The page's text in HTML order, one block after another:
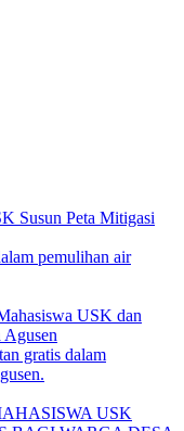
Susun Peta Mitigasi
USK dan
USK